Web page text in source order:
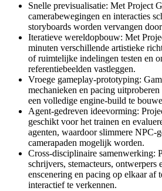
Snelle previsualisatie: Met Project
camerabewegingen en interacties
storyboards worden vervangen
Iteratieve wereldopbouw: Met
minuten verschillende artistieke
of ruimtelijke indelingen testen en
referentiebeelden vastleggen.
Vroege gameplay-prototyping:
mechanieken en pacing
een volledige engine-build te
Agent-gedreven ideevorming:
geschikt voor het trainen en
agenten, waardoor slimmere NPC-
camerapaden mogelijk worden.
Cross-disciplinaire samenwerking:
schrijvers, stemacteurs, ontwerpers
enscenering en pacing op elkaar af
interactief te verkennen.